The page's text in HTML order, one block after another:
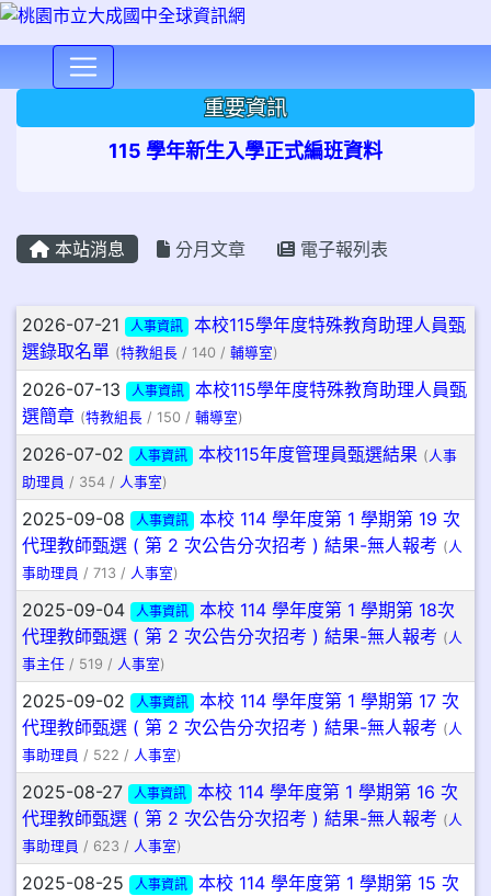
重要資訊
115 學年新生入學正式編班資料
本站消息 分月文章 電子報列表
文章列表
2026-07-21 人事資訊
本校115學年度特殊教育助理人員甄
選錄取名單 (特教組長 / 140 / 輔導室)
2026-07-13 人事資訊
本校115學年度特殊教育助理人員甄
選簡章 (特教組長 / 150 / 輔導室)
2026-07-02 人事資訊 本校115年度管理員甄選結果 ( 人事
助理員 / 354 / 人事室)
2025-09-08 人事資訊
本校 114 學年度第 1 學期第 19 次
代理教師甄選 ( 第 2 次公告分次招考 ) 結果-無人報考 ( 人
事助理員 / 713 / 人事室)
2025-09-04 人事資訊
本校 114 學年度第 1 學期第 18次
代理教師甄選 ( 第 2 次公告分次招考 ) 結果-無人報考 ( 人
事主任 / 519 / 人事室)
2025-09-02 人事資訊
本校 114 學年度第 1 學期第 17 次
代理教師甄選 ( 第 2 次公告分次招考 ) 結果-無人報考 ( 人
事助理員 / 522 / 人事室)
2025-08-27 人事資訊
本校 114 學年度第 1 學期第 16 次
代理教師甄選 ( 第 2 次公告分次招考 ) 結果-無人報考 ( 人
事助理員 / 623 / 人事室)
2025-08-25 人事資訊
本校 114 學年度第 1 學期第 15 次